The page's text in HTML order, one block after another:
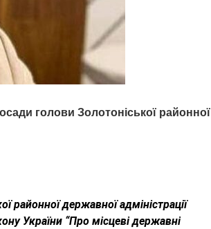
голови Золотоніської районної
районної державної адміністрації
України “Про місцеві державні